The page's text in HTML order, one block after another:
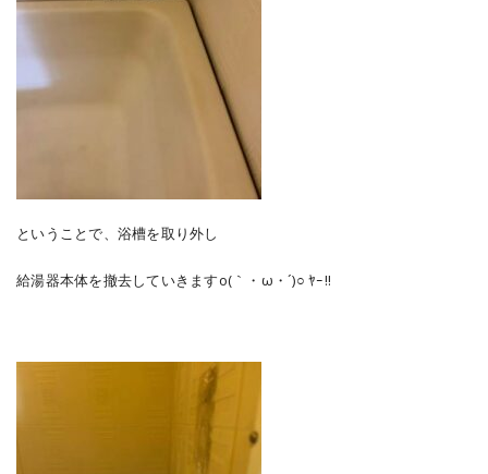
ということで、浴槽を取り外し
給湯器本体を撤去していきますo(｀・ω・´)○ ﾔｰ!!